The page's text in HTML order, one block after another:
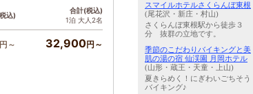
込)
合計(税込)
1泊 大人2名
～ 32,900円～
スマイルホテルさくらんぼ東根
(尾花沢・新庄・村山)
さくらんぼ東根駅から徒歩３
分 抜群の立地です。
季節のこだわりバイキングと美
肌の湯の宿 仙渓園 月岡ホテル
(山形・蔵王・天童・上山)
夏きらめく！にぎわいごちそう
バイキング♪